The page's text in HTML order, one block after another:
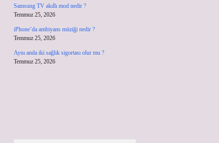
Samsung TV akıllı mod nedir ?
Temmuz 25, 2026
iPhone’da ambiyans müziği nedir ?
Temmuz 25, 2026
Aynı anda iki sağlık sigortası olur mu ?
Temmuz 25, 2026